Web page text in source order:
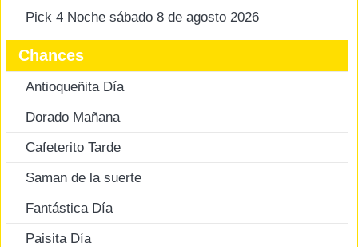
Pick 4 Noche sábado 8 de agosto 2026
Chances
Antioqueñita Día
Dorado Mañana
Cafeterito Tarde
Saman de la suerte
Fantástica Día
Paisita Día